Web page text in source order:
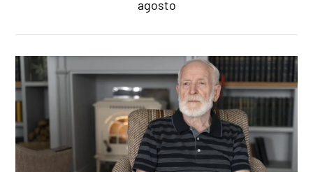
agosto